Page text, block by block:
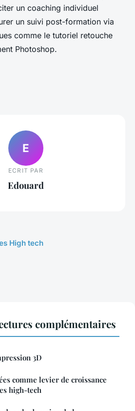
un coaching individuel
un suivi post-formation via
comme le tutoriel retouche
Photoshop.
E
ECRIT PAR
Edouard
High tech
complémentaires
3D
comme levier de croissance
high-tech